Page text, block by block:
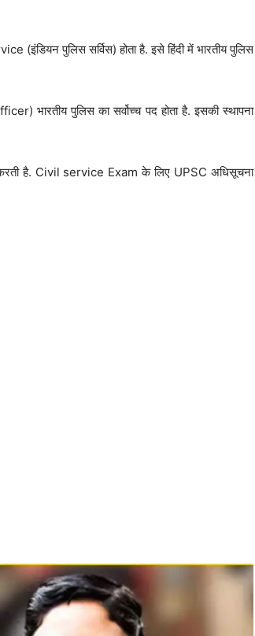
पुलिस सर्विस) होता है. इसे हिंदी में भारतीय पुलिस
भारतीय पुलिस का सर्वोच्च पद होता है. इसकी स्थापना
करती है. Civil service Exam के लिए UPSC अधिसूचना